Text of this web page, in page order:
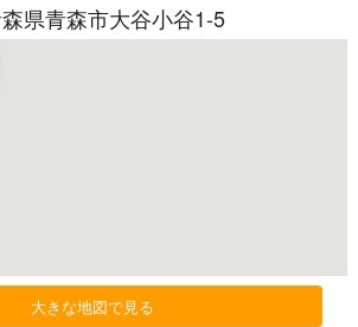
県青森市大谷小谷1-5
大きな地図で見る